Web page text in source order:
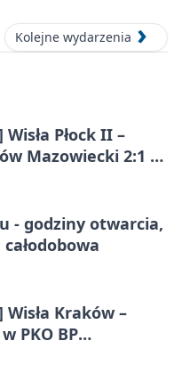
Kolejne wydarzenia
Płock II –
Mazowiecki 2:1 w
- godziny otwarcia,
Wisła Kraków –
PKO BP